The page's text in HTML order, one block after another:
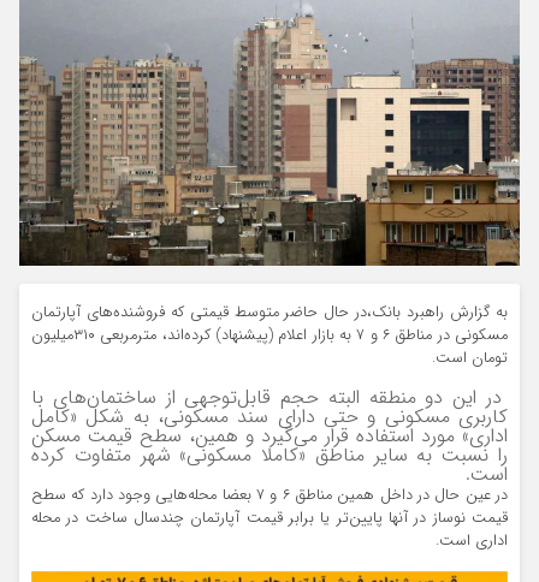
به گزارش راهبرد بانک،در حال حاضر متوسط قیمتی که فروشنده‌های آپارتمان
مسکونی در مناطق ۶ و ۷ به بازار اعلام (پیشنهاد) کرده‌اند، مترمربعی ۳۱۰‌میلیون
تومان است.
در این دو منطقه البته حجم قابل‌توجهی از ساختمان‌های با
کاربری مسکونی و حتی دارای سند مسکونی، به شکل «کامل
اداری» مورد استفاده قرار می‌گیرد و همین، سطح قیمت مسکن
را نسبت به سایر مناطق «کاملا مسکونی» شهر متفاوت کرده
است.
در عین حال در داخل همین مناطق ۶ و ۷ بعضا محله‌هایی وجود دارد که سطح
قیمت نوساز در آنها پایین‌تر یا برابر قیمت آپارتمان چندسال ساخت در محله
اداری است.